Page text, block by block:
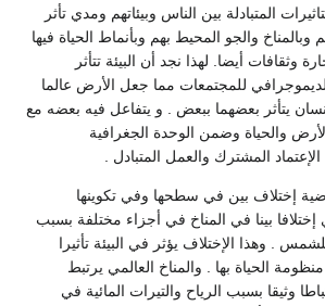
المتبادلة بين الناس وبيئاتهم ومدي تأثر
وبالمناخ والجو المحيط بهم وبأنماط الحياة فيها
وثقافات أيضا. لهذا نجد أن البيئة تتأثر
للمجتمعات مما جعل الأرض عالما
يتأثر بعضهما ببعض . و يتفاعل فيه بعضه مع
والحياة وضمن الوحدة الجغرافية
الإعتماد المشترك والعمل المتبادل .
إختلاف بين في سطحها وفي تكوينها
بينا في المناخ في أجزاء مختلفة بسبب
. وهذا الإختلاف يؤثر في البيئة تأثيرا
الحياة بها . والمناخ العالمي يرتبط
وثيقا بسبب الرياح والتيرات المائية في